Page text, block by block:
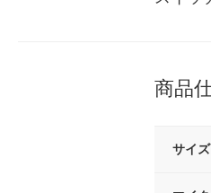
商品
サイズ